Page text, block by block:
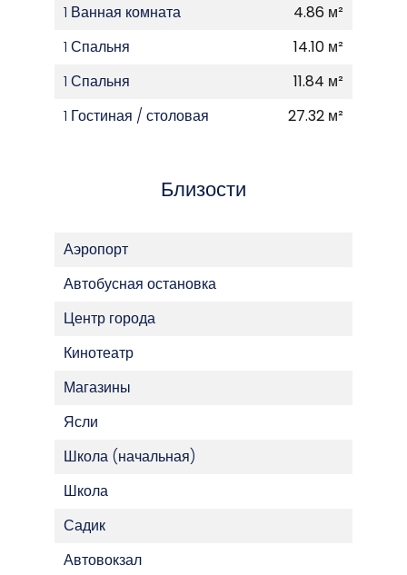
1 Ванная комната
4.86 м²
1 Спальня
14.10 м²
1 Спальня
11.84 м²
1 Гостиная / столовая
27.32 м²
Близости
Аэропорт
Автобусная остановка
Центр города
Кинотеатр
Магазины
Ясли
Школа (начальная)
Школа
Садик
Автовокзал